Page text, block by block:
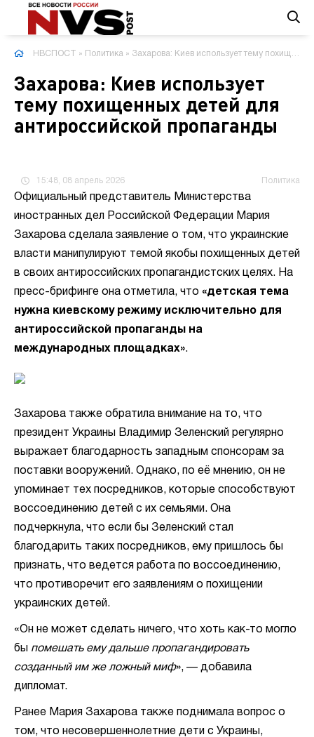
НВСПОСТ » Политика » Захарова: Киев использует тему похищенных детей для антироссийской пропаганды
Захарова: Киев использует
тему похищенных детей для
антироссийской пропаганды
15:48, 08 апрель 2026 Политика
Официальный представитель Министерства
иностранных дел Российской Федерации Мария
Захарова сделала заявление о том, что украинские
власти манипулируют темой якобы похищенных детей
в своих антироссийских пропагандистских целях. На
пресс-брифинге она отметила, что «детская тема
нужна киевскому режиму исключительно для
антироссийской пропаганды на
международных площадках».
Захарова также обратила внимание на то, что
президент Украины Владимир Зеленский регулярно
выражает благодарность западным спонсорам за
поставки вооружений. Однако, по её мнению, он не
упоминает тех посредников, которые способствуют
воссоединению детей с их семьями. Она
подчеркнула, что если бы Зеленский стал
благодарить таких посредников, ему пришлось бы
признать, что ведется работа по воссоединению,
что противоречит его заявлениям о похищении
украинских детей.
«Он не может сделать ничего, что хоть как-то могло
бы помешать ему дальше пропагандировать
созданный им же ложный миф», — добавила
дипломат.
Ранее Мария Захарова также поднимала вопрос о
том, что несовершеннолетние дети с Украины,